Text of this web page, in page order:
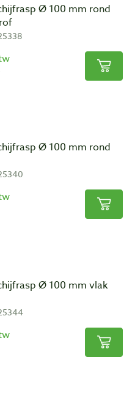
Ø 100 mm rond
Ø 100 mm rond
Ø 100 mm vlak